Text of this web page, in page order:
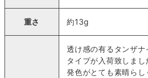
重さ 約13g
透け感の有るタンザ
タイプが入荷致しまし
発色がとても素晴ら